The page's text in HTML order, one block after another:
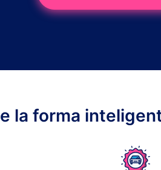
la forma